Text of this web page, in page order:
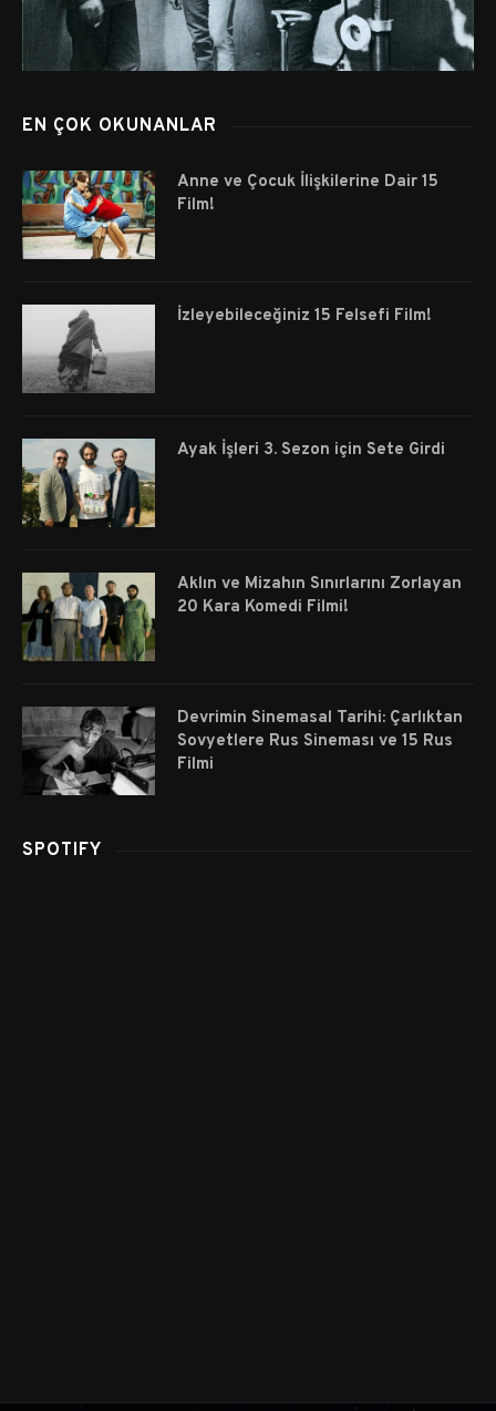
EN ÇOK OKUNANLAR
Anne ve Çocuk İlişkilerine Dair 15
Film!
İzleyebileceğiniz 15 Felsefi Film!
Ayak İşleri 3. Sezon için Sete Girdi
Aklın ve Mizahın Sınırlarını Zorlayan
20 Kara Komedi Filmi!
Devrimin Sinemasal Tarihi: Çarlıktan
Sovyetlere Rus Sineması ve 15 Rus
Filmi
SPOTIFY